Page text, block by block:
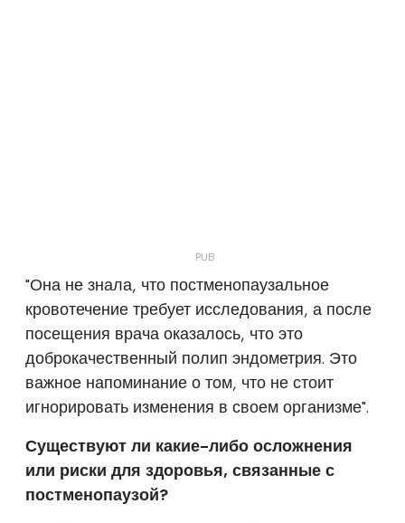
"Она не знала, что постменопаузальное
кровотечение требует исследования, а после
посещения врача оказалось, что это
доброкачественный полип эндометрия. Это
важное напоминание о том, что не стоит
игнорировать изменения в своем организме".
Существуют ли какие-либо осложнения
или риски для здоровья, связанные с
постменопаузой?